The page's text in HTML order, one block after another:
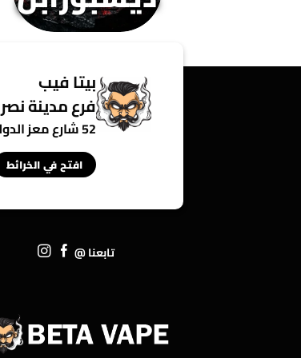
بيتا فيب
فرع مدينة نصر
52 شارع معز الدولة - مدينة نصر - القاهرة - مصر
افتح في الخرائط
تابعنا @